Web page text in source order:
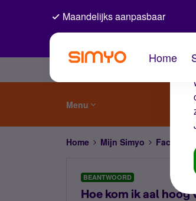
Maandelijks aanpasbaar
Home
Menu
Home Mijn Simyo Factuur
BEANTWOORD
Hoe kom ik aal